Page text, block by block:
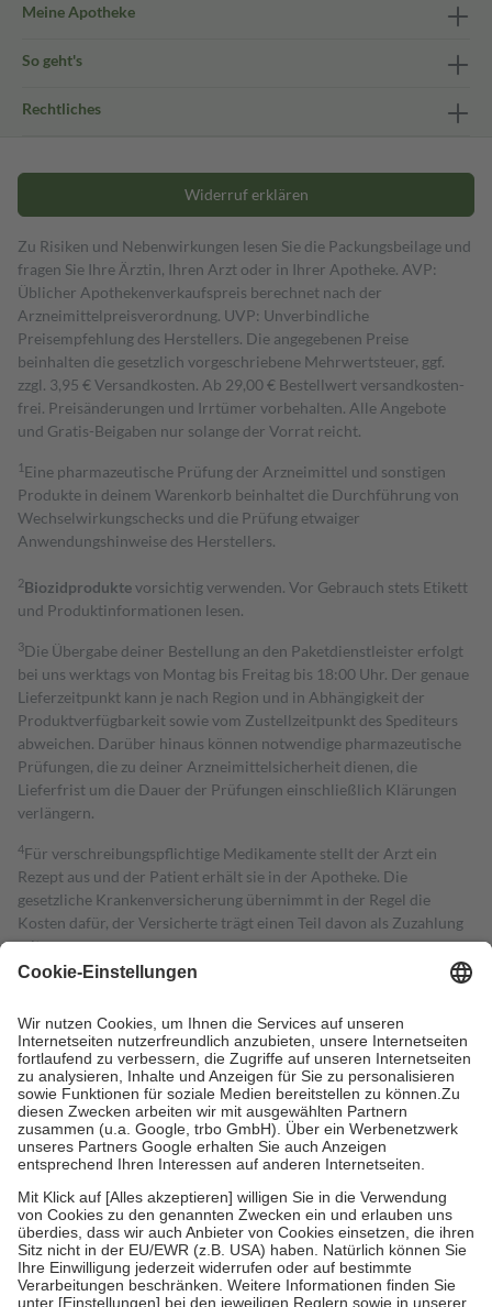
Meine Apotheke
So geht's
Rechtliches
Widerruf erklären
Zu Risiken und Nebenwirkungen lesen Sie die Packungsbeilage und
fragen Sie Ihre Ärztin, Ihren Arzt oder in Ihrer Apotheke. AVP:
Üblicher Apothekenverkaufspreis berechnet nach der
Arzneimittelpreisverordnung. UVP: Unverbindliche
Preisempfehlung des Herstellers. Die angegebenen Preise
beinhalten die gesetzlich vorgeschriebene Mehrwertsteuer, ggf.
zzgl. 3,95 € Versandkosten. Ab 29,00 € Bestell­wert versand­kosten­
frei. Preisänderungen und Irrtümer vorbehalten. Alle Angebote
und Gratis-Beigaben nur solange der Vorrat reicht.
1 Eine pharmazeutische Prüfung der Arzneimittel und sonstigen
Produkte in deinem Warenkorb beinhaltet die Durchführung von
Wechselwirkungschecks und die Prüfung etwaiger
Anwendungshinweise des Herstellers.
2Biozidproduktevorsichtig verwenden. Vor Gebrauch stets Etikett
und Produktinformationen lesen.
3Die Übergabe deiner Bestellung an den Paketdienstleister erfolgt
bei uns werktags von Montag bis Freitag bis 18:00 Uhr. Der genaue
Lieferzeitpunkt kann je nach Region und in Abhängigkeit der
Produktverfügbarkeit sowie vom Zustellzeitpunkt des Spediteurs
abweichen. Darüber hinaus können notwendige pharmazeutische
Prüfungen, die zu deiner Arzneimittelsicherheit dienen, die
Lieferfrist um die Dauer der Prüfungen einschließlich Klärungen
verlängern.
4Für verschreibungspflichtige Medikamente stellt der Arzt ein
Rezept aus und der Patient erhält sie in der Apotheke. Die
gesetzliche Krankenversicherung übernimmt in der Regel die
Kosten dafür, der Versicherte trägt einen Teil davon als Zuzahlung
mit.
Grundsätzlich leisten Mitglieder Zuzahlungen in Höhe von zehn
höchstens zehn Euro.
Es sind jedoch nie mehr als die tatsächlichen
Kosten der Leistung zu entrichten.
Diese Regeln gelten grundsätzlich auch für Online-Apotheken.
Bei Heilmitteln und häuslicher Krankenpflege beträgt die
Zuzahlung zehn Prozent der Kosten sowie zehn Euro je
Verordnung.
Um das Engagement der Versicherten für ihre eigene Gesundheit zu
stärken und die besondere Stellung der Familie zu unterstützen,
fallenkeine Zuzahlungenan bei:
• Kindern und Jugendlichen bis zum vollendeten 18. Lebensjahr
mit Ausnahme der Fahrkosten
• Untersuchungen zur Vorsorge und Früherkennung, die von der
GKV getragen werden